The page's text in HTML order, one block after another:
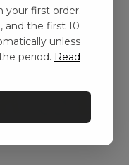
your first order.
and the first 10
unless
period. Read